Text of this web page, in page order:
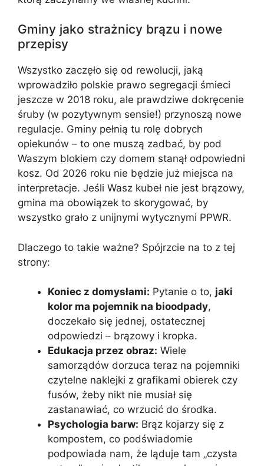
Gminy jako strażnicy brązu i nowe
przepisy
Wszystko zaczęło się od rewolucji, jaką
wprowadziło polskie prawo segregacji śmieci
jeszcze w 2018 roku, ale prawdziwe dokręcenie
śruby (w pozytywnym sensie!) przynoszą nowe
regulacje. Gminy pełnią tu rolę dobrych
opiekunów – to one muszą zadbać, by pod
Waszym blokiem czy domem stanął odpowiedni
kosz. Od 2026 roku nie będzie już miejsca na
interpretacje. Jeśli Wasz kubeł nie jest brązowy,
gmina ma obowiązek to skorygować, by
wszystko grało z unijnymi wytycznymi PPWR.
Dlaczego to takie ważne? Spójrzcie na to z tej
strony:
Koniec z domysłami: Pytanie o to, jaki
kolor ma pojemnik na bioodpady,
doczekało się jednej, ostatecznej
odpowiedzi – brązowy i kropka.
Edukacja przez obraz: Wiele
samorządów dorzuca teraz na pojemniki
czytelne naklejki z grafikami obierek czy
fusów, żeby nikt nie musiał się
zastanawiać, co wrzucić do środka.
Psychologia barw: Brąz kojarzy się z
kompostem, co podświadomie
podpowiada nam, że ląduje tam „czysta